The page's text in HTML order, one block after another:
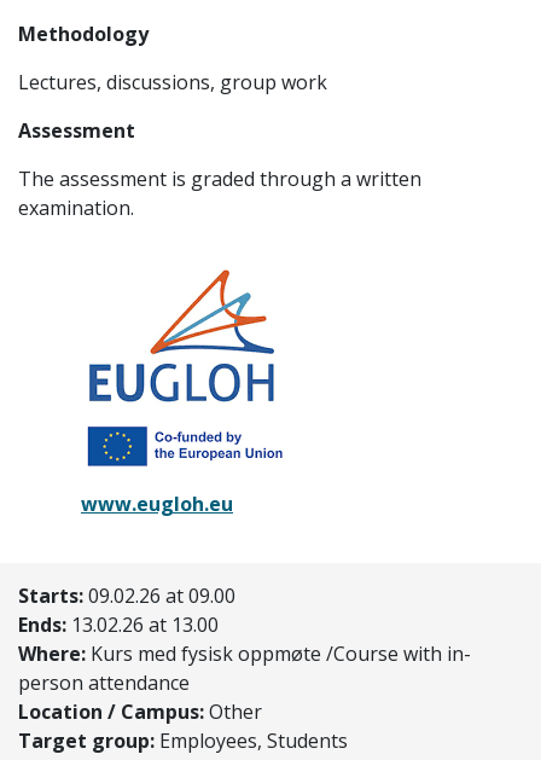
Methodology
Lectures, discussions, group work
Assessment
The assessment is graded through a written
examination.
www.eugloh.eu
Starts:09.02.26 at 09.00
Ends: 13.02.26 at 13.00
Where: Kurs med fysisk oppmøte /Course with in-
person attendance
Location / Campus:Other
Target group: Employees, Students